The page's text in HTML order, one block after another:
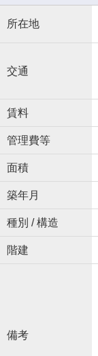
所在地
交通
賃料
管理費等
面積
築年月
種別 / 構造
階建
備考